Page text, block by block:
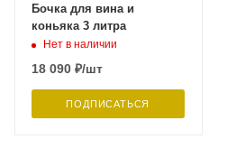
Бочка для вина и
коньяка 3 литра
Нет в наличии
18 090 ₽/шт
ПОДПИСАТЬСЯ